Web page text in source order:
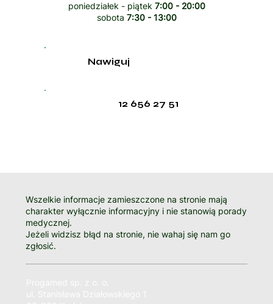
poniedziałek - piątek 7:00 - 20:00
sobota 7:30 - 13:00
12 656 27 51
Nawiguj
Wszelkie informacje zamieszczone na stronie mają
charakter wyłącznie informacyjny i nie stanowią porady
medycznej.
Jeżeli widzisz błąd na stronie, nie wahaj się nam go
zgłosić.